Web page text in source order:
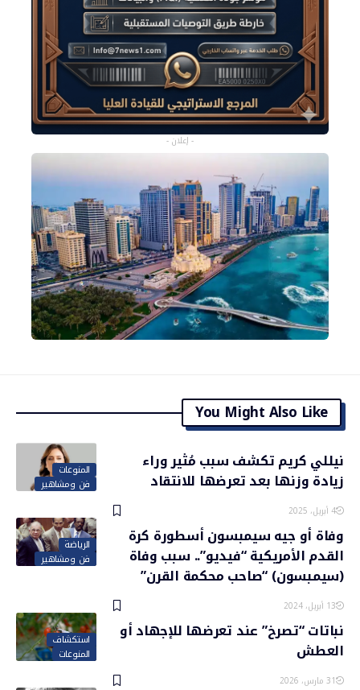
- إعلان -
You Might Also Like
المنوعات
فن ومشاهير
نيللي كريم تكشف سبب مُثير وراء
زيادة وزنها بعد تعرضها للانتقاد
4 أبريل، 2025
الرياضة
فن ومشاهير
وفاة أو جيه سيمبسون أسطورة كرة
القدم الأمريكية “فيديو”.. سبب وفاة
(سيمبسون) “صاحب محكمة القرن”
13 أبريل، 2024
استكشاف
المنوعات
نباتات “تصرخ” عند تعرضها للإجهاد أو
العطش
31 مارس، 2026